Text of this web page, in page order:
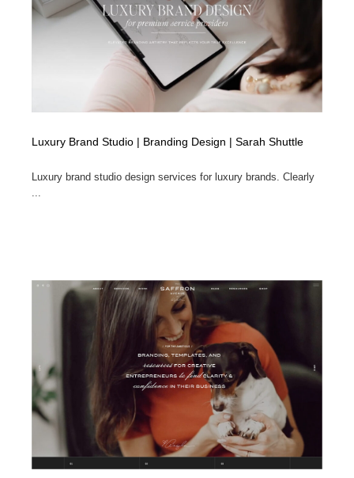
Luxury Brand Studio | Branding Design | Sarah Shuttle
Luxury brand studio design services for luxury brands. Clearly